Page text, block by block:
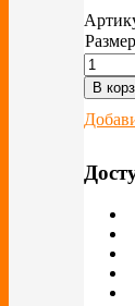
Размер
В